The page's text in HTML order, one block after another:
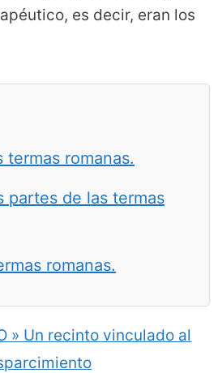
es decir, eran los
termas romanas.
partes de las termas
romanas.
» Un recinto vinculado al